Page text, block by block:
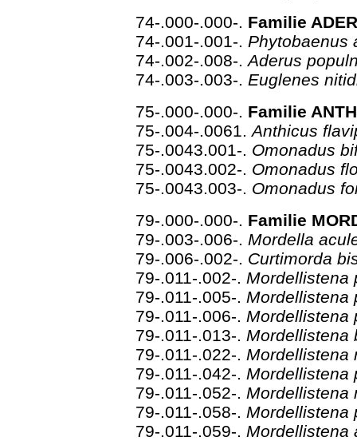
74-.000-.000-. Familie
74-.001-.001-. Phytobaenus
74-.002-.008-.Aderus
74-.003-.003-. Euglenes
75-.000-.000-. Familie
75-.004-.0061.Anthicus
75-.0043.001-. Omonadus
75-.0043.002-. Omonadus
75-.0043.003-. Omonadus
79-.000-.000-. Familie
79-.003-.006-. Mordella
79-.006-.002-. Curtimorda
79-.011-.002-. Mordellistena
79-.011-.005-.
79-.011-.006-.
79-.011-.013-.
79-.011-.022-. Mordellistena
79-.011-.042-.
79-.011-.052-. Mordellistena
79-.011-.058-.
79-.011-.059-.